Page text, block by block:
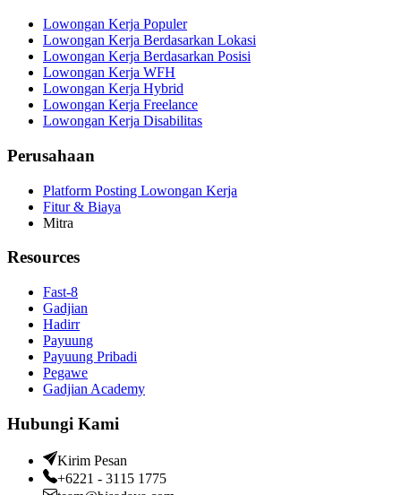
Lowongan Kerja Populer
Lowongan Kerja Berdasarkan Lokasi
Lowongan Kerja Berdasarkan Posisi
Lowongan Kerja WFH
Lowongan Kerja Hybrid
Lowongan Kerja Freelance
Lowongan Kerja Disabilitas
Perusahaan
Platform Posting Lowongan Kerja
Fitur & Biaya
Mitra
Resources
Fast-8
Gadjian
Hadirr
Payuung
Payuung Pribadi
Pegawe
Gadjian Academy
Hubungi Kami
Kirim Pesan
+6221 - 3115 1775